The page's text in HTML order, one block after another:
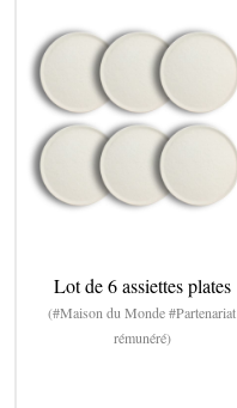
Lot de 6 assiettes plates
(#Maison du Monde #Partenariat
rémunéré)